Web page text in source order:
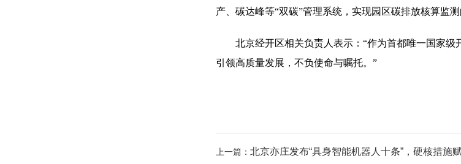
产、碳达峰等“双碳”管理系统，实现园区碳排放核算监
北京经开区相关负责人表示：“作为首都唯一国家级
引领高质量发展，不负使命与嘱托。”
上一篇： 北京亦庄发布“具身智能机器人十条”，硬核措施